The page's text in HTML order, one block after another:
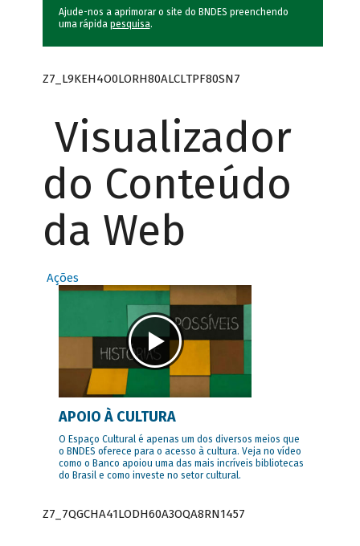
Ajude-nos a aprimorar o site do BNDES preenchendo
uma rápida pesquisa.
Z7_L9KEH4O0LORH80ALCLTPF80SN7
Visualizador
do Conteúdo
da Web
Ações
APOIO À CULTURA
O Espaço Cultural é apenas um dos diversos meios que
o BNDES oferece para o acesso à cultura. Veja no vídeo
como o Banco apoiou uma das mais incríveis bibliotecas
do Brasil e como investe no setor cultural.
Z7_7QGCHA41LODH60A3OQA8RN1457